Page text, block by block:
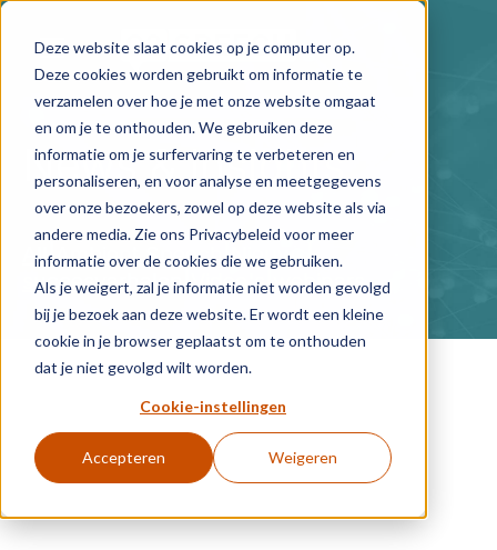
Deze website slaat cookies op je computer op.
Deze cookies worden gebruikt om informatie te
verzamelen over hoe je met onze website omgaat
en om je te onthouden. We gebruiken deze
informatie om je surfervaring te verbeteren en
personaliseren, en voor analyse en meetgegevens
over onze bezoekers, zowel op deze website als via
andere media. Zie ons Privacybeleid voor meer
informatie over de cookies die we gebruiken.
Als je weigert, zal je informatie niet worden gevolgd
bij je bezoek aan deze website. Er wordt een kleine
cookie in je browser geplaatst om te onthouden
dat je niet gevolgd wilt worden.
Cookie-instellingen
Accepteren Weigeren
Skip to main content
News & Insights
All Ambient Speech Nieuws
succesvarhalen Video's webinars
Posts about Webinar